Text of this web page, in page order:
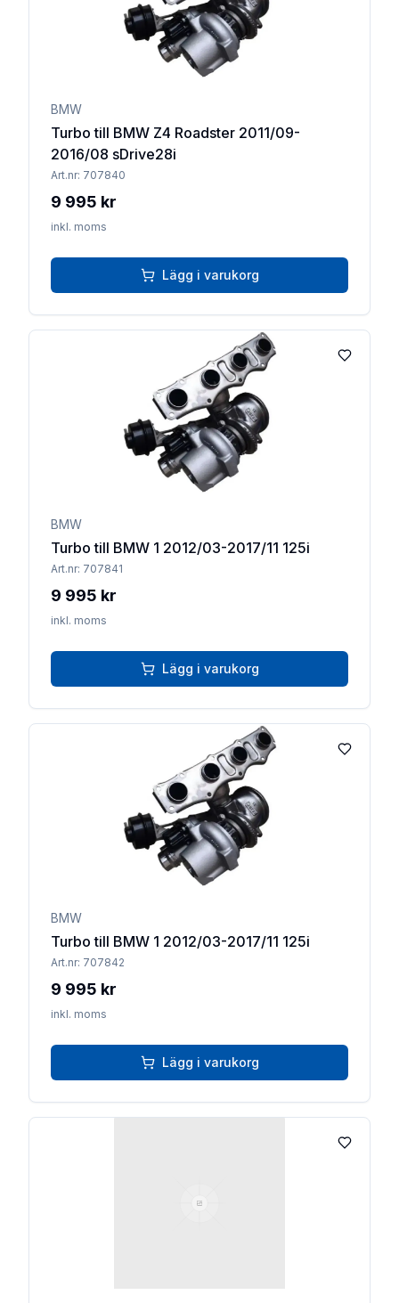
BMW
Turbo till BMW Z4 Roadster 2011/09-
2016/08 sDrive28i
Art.nr: 707840
9 995 kr
inkl. moms
Lägg i varukorg
Lägg till
BMW
Turbo till BMW 1 2012/03-2017/11 125i
Art.nr: 707841
9 995 kr
inkl. moms
Lägg i varukorg
Lägg till
BMW
Turbo till BMW 1 2012/03-2017/11 125i
Art.nr: 707842
9 995 kr
inkl. moms
Lägg i varukorg
Lägg till